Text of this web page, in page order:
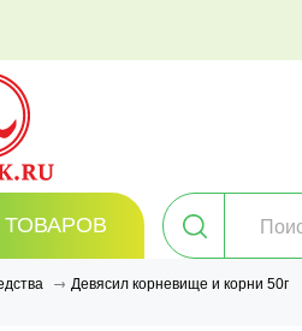
ТОВАРОВ
Девясил корневище и корни 50г